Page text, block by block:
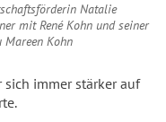
Natalie
mit René Kohn und seiner
Mareen Kohn
sich immer stärker auf